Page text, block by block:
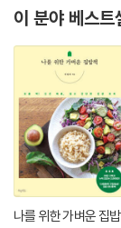
오순도순
가슴이 콩닭콩닭
백 투 더 치킨
비어 슈림프
소테미너
치킨마요랑깨
따라미소
뽀빠이롤
소고기가 살아 있네
하지만 요리 초보에
없어 폭망했다'며
반으로 요리 연구가
송 중에는 게스트
는데 책 속 조리 분
맞는 음식’으로 만
를 가감하다 보면
방송 조리 과정을 캡
이 책의 요리 과정
이 분야 베스트
나를 위한 가벼운 집밥